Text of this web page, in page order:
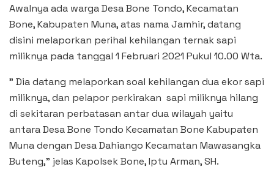
Awalnya ada warga Desa Bone Tondo, Kecamatan
Bone, Kabupaten Muna, atas nama Jamhir, datang
disini melaporkan perihal kehilangan ternak sapi
miliknya pada tanggal 1 Februari 2021 Pukul 10.00 Wta.
” Dia datang melaporkan soal kehilangan dua ekor sapi
miliknya, dan pelapor perkirakan sapi miliknya hilang
di sekitaran perbatasan antar dua wilayah yaitu
antara Desa Bone Tondo Kecamatan Bone Kabupaten
Muna dengan Desa Dahiango Kecamatan Mawasangka
Buteng,” jelas Kapolsek Bone, Iptu Arman, SH.